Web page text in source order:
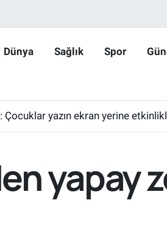
Dünya Sağlık Spor
yazın ekran yerine
yapay